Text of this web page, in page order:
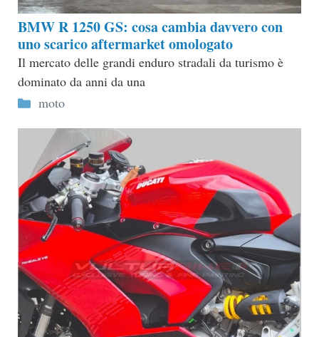
BMW R 1250 GS: cosa cambia davvero con
uno scarico aftermarket omologato
Il mercato delle grandi enduro stradali da turismo è
dominato da anni da una
Categorie
moto